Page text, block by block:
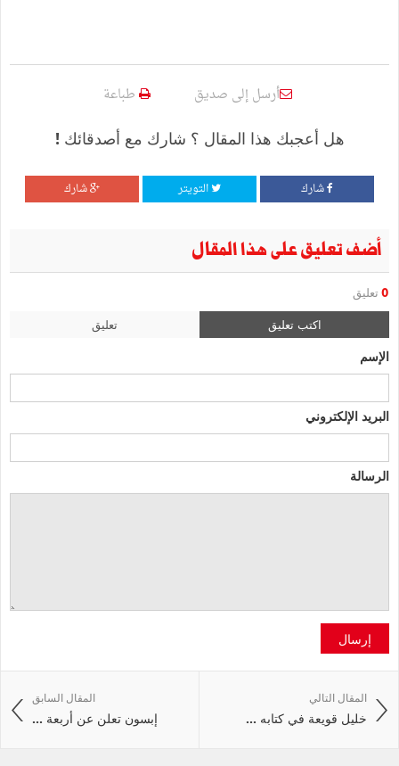
أرسل إلى صديق طباعة
هل أعجبك هذا المقال ؟ شارك مع أصدقائك !
شارك التويتر شارك
أضف تعليق على هذا المقال
0 تعليق
اكتب تعليق تعليق
الإسم
البريد الإلكتروني
الرسالة
إرسال
المقال السابق
إبسون تعلن عن أربعة ...
المقال التالي
خليل قويعة في كتابه ...